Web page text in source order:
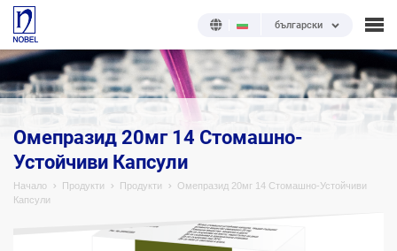
български
;
Омепразид 20мг 14 Стомашно-
Устойчиви Капсули
Начало Продукти Продукти
Омепразид 20мг 14 Стомашно-Устойчиви
Капсули